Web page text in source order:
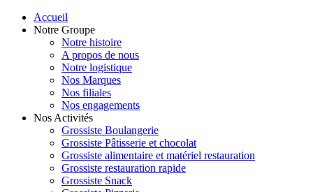
Accueil
Notre Groupe
Notre histoire
A propos de nous
Notre logistique
Nos Marques
Nos filiales
Nos engagements
Nos Activités
Grossiste Boulangerie
Grossiste Pâtisserie et chocolat
Grossiste alimentaire et matériel restauration
Grossiste restauration rapide
Grossiste Snack